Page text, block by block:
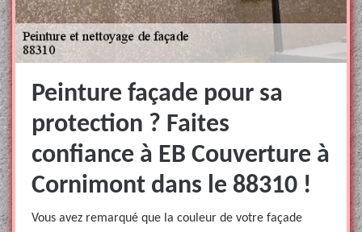
Peinture façade pour sa
protection ? Faites
confiance à EB Couverture à
Cornimont dans le 88310 !
Vous avez remarqué que la couleur de votre façade